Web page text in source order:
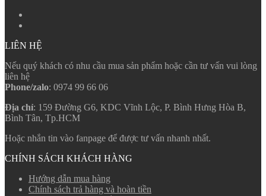
LIÊN HỆ
Nếu quý khách có nhu cầu mua sản phẩm hoặc cần tư vấn vui lòng
liên hệ
Phone/zalo: 0974 99 66 06
Địa chỉ: 159 Đường G6, KDC Vĩnh Lộc, P. Bình Hưng Hòa B,
Bình Tân, Tp.HCM
Hoặc nhắn tin vào fanpage để được tư vấn nhanh nhất.
CHÍNH SÁCH KHÁCH HÀNG
Hướng dẫn mua hàng
Chính sách trả hàng và hoàn tiền